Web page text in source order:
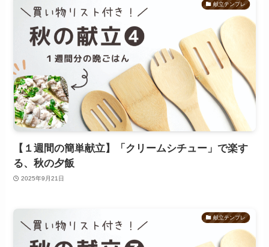
献立テンプレ
【１週間の簡単献立】「クリームシチュー」で楽す
る、秋の夕飯
2025年9月21日
献立テンプレ